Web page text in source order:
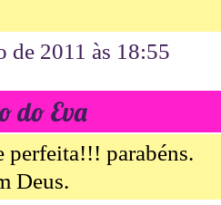
de 2011 às 18:55
do Eva
perfeita!!! parabéns.
Deus.